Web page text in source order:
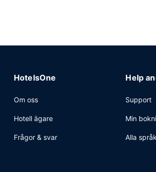
HotelsOne
Om oss
Hotell ägare
Frågor & svar
Help
Support
Min
Alla språk